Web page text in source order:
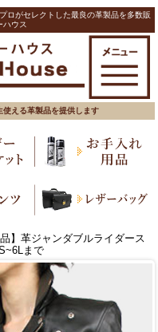
ロがセレクトした最良の革製品を多数販
ハウス
える革製品を提供します
】革ジャンダブルライダース
まで